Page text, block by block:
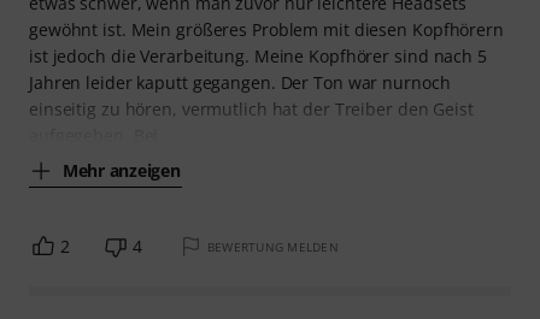
gewöhnt ist. Mein größeres Problem mit diesen Kopfhörern
ist jedoch die Verarbeitung. Meine Kopfhörer sind nach 5
Jahren leider kaputt gegangen. Der Ton war nurnoch
einseitig zu hören, vermutlich hat der Treiber den Geist
Mehr anzeigen
2 4 BEWERTUNG MELDEN